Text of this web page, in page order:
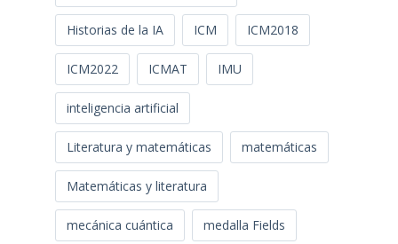
Historias de la IA ICM ICM2018
ICM2022 ICMAT IMU
inteligencia artificial
Literatura y matemáticas matemáticas
Matemáticas y literatura
mecánica cuántica medalla Fields